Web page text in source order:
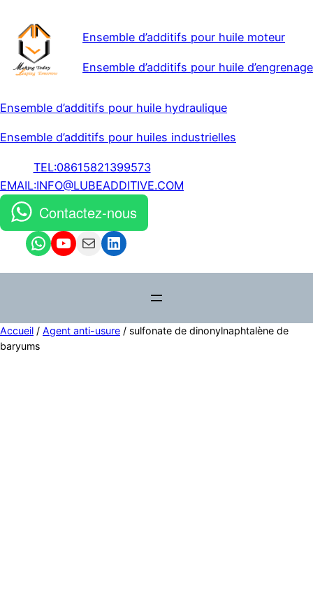
Ensemble d’additifs pour huile moteur
Ensemble d’additifs pour huile d’engrenage
Ensemble d’additifs pour huile hydraulique
Ensemble d’additifs pour huiles industrielles
TEL:08615821399573
EMAIL:INFO@LUBEADDITIVE.COM
Contactez-nous
WhatsApp
YouTube
MailLinkedIn
Accueil / Agent anti-usure / sulfonate de dinonylnaphtalène de
baryums